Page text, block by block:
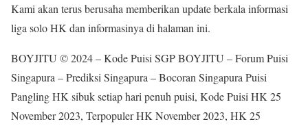
Kami akan terus berusaha memberikan update berkala informasi
liga solo HK dan informasinya di halaman ini.
BOYJITU © 2024 – Kode Puisi SGP BOYJITU – Forum Puisi
Singapura – Prediksi Singapura – Bocoran Singapura Puisi
Pangling HK sibuk setiap hari penuh puisi, Kode Puisi HK 25
November 2023, Terpopuler HK November 2023, HK 25